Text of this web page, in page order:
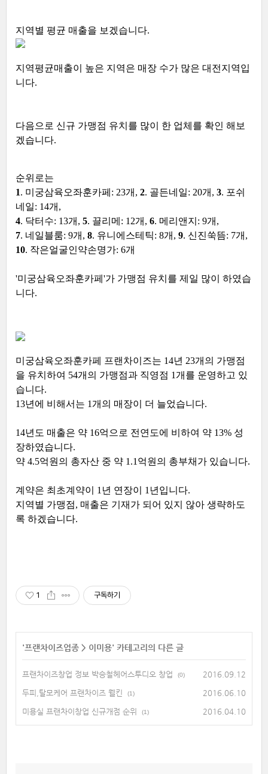
지역별 평균 매출을 보겠습니다.
지역평균매출이 높은 지역은 매장 수가 많은 대전지역입
니다.
다음으로 신규 가맹점 유치를 많이 한 업체를 확인 해보
겠습니다.
순위로는
1. 미궁삼육오좌훈카페: 23개, 2. 골든네일: 20개, 3. 포쉬
네일: 14개,
4. 닥터수: 13개, 5. 끌리메: 12개, 6. 메리앤지: 9개,
7. 네일블룸: 9개, 8. 유니에스테틱: 8개, 9. 신진쑥뜸: 7개,
10. 작은얼굴인약손명가: 6개
'미궁삼육오좌훈카페'가 가맹점 유치를 제일 많이 하였습
니다.
미궁삼육오좌훈카페 프랜차이즈는 14년 23개의 가맹점
을 유치하여 54개의 가맹점과 직영점 1개를 운영하고 있
습니다.
13년에 비해서는 1개의 매장이 더 늘었습니다.
14년도 매출은 약 16억으로 전연도에 비하여 약 13% 성
장하였습니다.
약 4.5억원의 총자산 중 약 1.1억원의 총부채가 있습니다.
계약은 최초계약이 1년 연장이 1년입니다.
지역별 가맹점, 매출은 기재가 되어 있지 않아 생략하도
록 하겠습니다.
1 구독하기
'프랜차이즈업종 > 이미용' 카테고리의 다른 글
프랜차이즈창업 정보 박승철헤어스투디오 창업 (0) 2016.09.12
두피,탈모케어 프랜차이즈 웰킨 (1) 2016.06.10
미용실 프랜차이창업 신규개점 순위 (1) 2016.04.10